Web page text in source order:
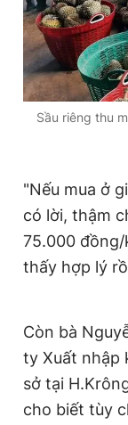
Giấy phép xuất
© 2003-2026 Bản
chép dưới mọi
bản. Phát triển
Sầu riêng thu
"Nếu mua ở
có lời, thậm
75.000
thấy hợp lý
Còn bà
ty Xuất nhập
sở tại
cho biết tùy